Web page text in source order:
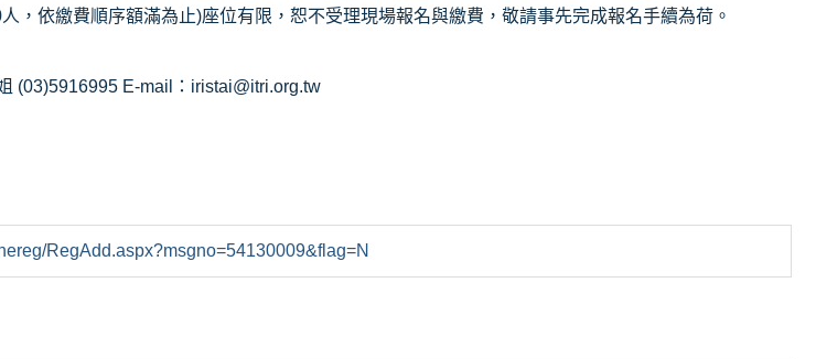
人，依繳費順序額滿為止)座位有限，恕不受理現場報名與繳費，敬請事先完成報名手續為荷。
(03)5916995 E-mail ： iristai@itri.org.tw
RegAdd.aspx?msgno=54130009&flag=N